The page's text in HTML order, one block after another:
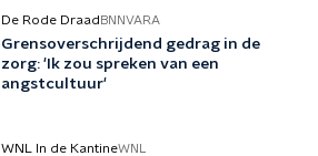
De Rode Draad BNNVARA
Grensoverschrijdend gedrag in de
zorg: 'Ik zou spreken van een
angstcultuur'
WNL In de KantineWNL